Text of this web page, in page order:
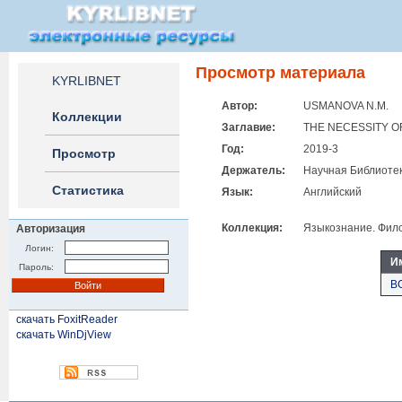
KYRLIBNET
Коллекции
Просмотр
Статистика
Авторизация
Логин:
Пароль:
скачать FoxitReader
скачать WinDjView
Просмотр материала
Автор:
USMANOVA N.M.
Заглавие:
THE NECESSITY
Год:
2019-3
Держатель:
Научная
Язык:
Английский
Коллекция: Языкознание.